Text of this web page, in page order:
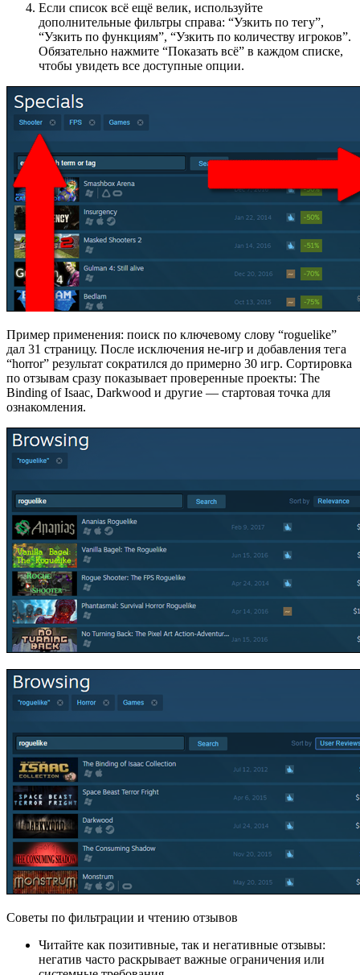
Если список всё ещё велик, используйте
дополнительные фильтры справа: “Узкить по тегу”,
“Узкить по функциям”, “Узкить по количеству игроков”.
Обязательно нажмите “Показать всё” в каждом списке,
чтобы увидеть все доступные опции.
Пример применения: поиск по ключевому слову “roguelike”
дал 31 страницу. После исключения не‑игр и добавления тега
“horror” результат сократился до примерно 30 игр. Сортировка
по отзывам сразу показывает проверенные проекты: The
Binding of Isaac, Darkwood и другие — стартовая точка для
ознакомления.
Советы по фильтрации и чтению отзывов
Читайте как позитивные, так и негативные отзывы:
негатив часто раскрывает важные ограничения или